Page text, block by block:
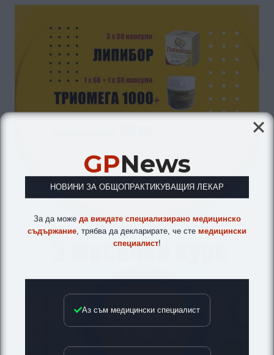
GPNews
НОВИНИ ЗА ОБЩОПРАКТИКУВАЩИЯ ЛЕКАР
За да може да виждате специализирано медицинско
съдържание , трябва да декларирате, че сте медицински
специалист!
Аз съм медицински специалист